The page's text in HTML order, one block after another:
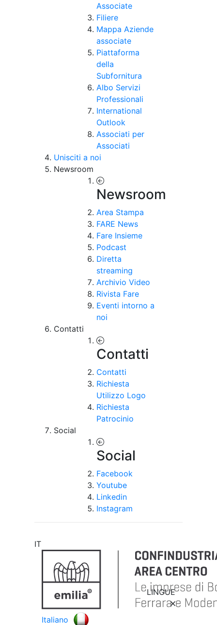
Associate
Filiere
Mappa Aziende
associate
Piattaforma
della
Subfornitura
Albo Servizi
Professionali
International
Outlook
Associati per
Associati
Unisciti a noi
Newsroom
Newsroom
Area Stampa
FARE News
Fare Insieme
Podcast
Diretta
streaming
Archivio Video
Rivista Fare
Eventi intorno a
noi
Contatti
Contatti
Contatti
Richiesta
Utilizzo Logo
Richiesta
Patrocinio
Social
Social
Facebook
Youtube
Linkedin
Instagram
IT
LINGUE
Italiano